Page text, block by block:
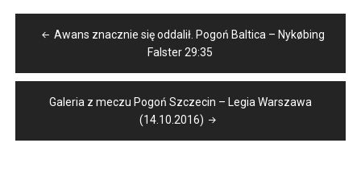
Nawigacja
Awans znacznie się oddalił. Pogoń Baltica – Nykøbing
Falster 29:35
Galeria z meczu Pogoń Szczecin – Legia Warszawa
(14.10.2016)